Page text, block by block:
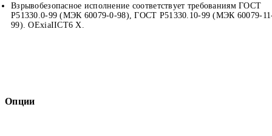
Взрывобезопасное исполнение соответствует требованиям ГОСТ
Р51330.0-99 (МЭК 60079-0-98), ГОСТ Р51330.10-99 (МЭК 60079-
99). OExiaIICT6 X.
Опции